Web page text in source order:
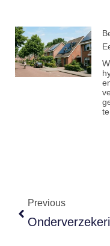
Previous